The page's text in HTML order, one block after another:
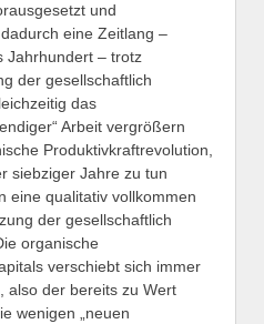
und
eine Zeitlang –
Jahrhundert – trotz
der gesellschaftlich
das
Arbeit vergrößern
Produktivkraftrevolution,
siebziger Jahre zu tun
eine qualitativ vollkommen
der gesellschaftlich
organische
verschiebt sich immer
also der bereits zu Wert
wenigen „neuen